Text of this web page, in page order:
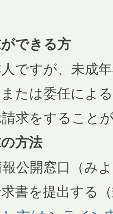
できる方
ですが、未成
たは委任によ
求をすること
方法
公開窓口（み
書を提出する